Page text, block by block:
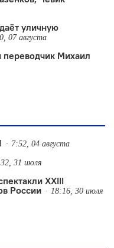
уличную
07 августа
Михаил
7:52, 04 августа
31 июля
XXIII
России
18:16, 30 июля